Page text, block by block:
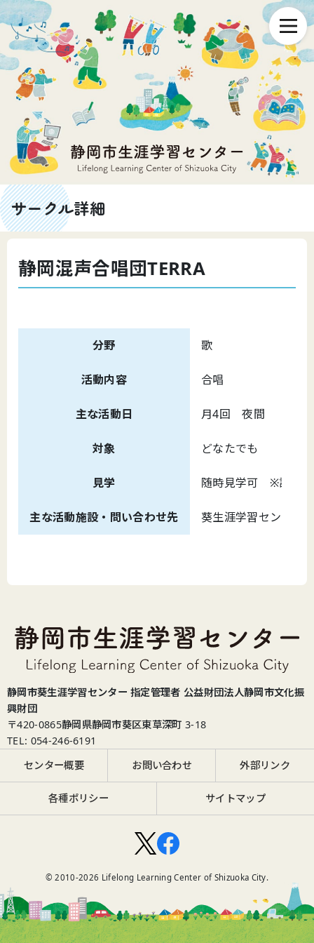
サークル詳細
静岡混声合唱団TERRA
分野 歌
活動内容 合唱
主な活動日 月4回 夜間
対象 どなたでも
見学 随時見学可 ※詳細は
主な活動施設・問い合わせ先 葵生涯学習センター
静岡市葵生涯学習センター 指定管理者 公益財団法人静岡市文化振
興財団
〒420-0865静岡県静岡市葵区東草深町 3-18
TEL: 054-246-6191
センター概要
お問い合わせ 外部リンク
各種ポリシー サイトマップ
© 2010-2026 Lifelong Learning Center of Shizuoka City.